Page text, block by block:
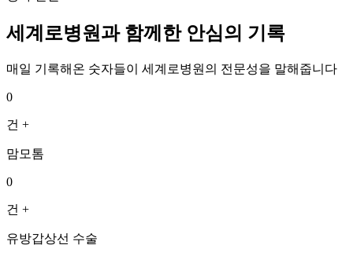
세계로병원과 함께한 안심의 기록
매일 기록해온 숫자들이 세계로병원의 전문성을 말해줍니다
0
건 +
맘모톰
0
건 +
유방갑상선 수술